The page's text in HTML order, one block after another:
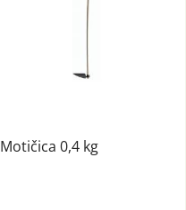
Motičica 0,4 kg